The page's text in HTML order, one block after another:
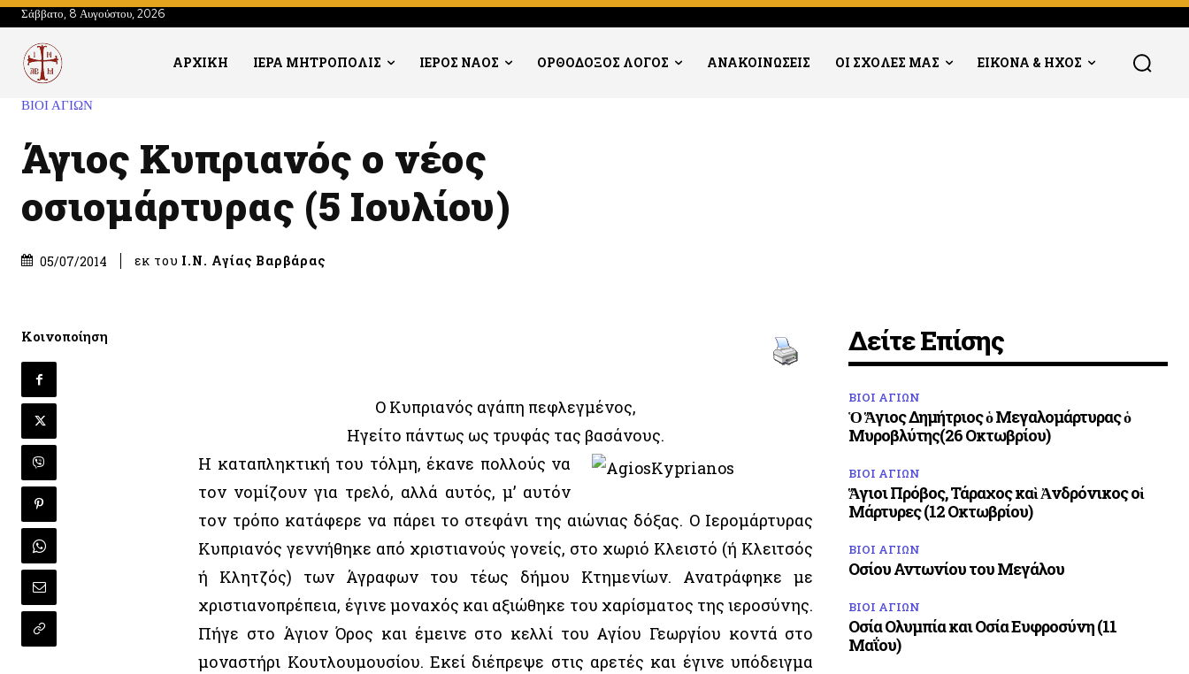
Σάββατο, 8 Αυγούστου, 2026
ΑΡΧΙΚΗ ΙΕΡΑ ΜΗΤΡΟΠΟΛΙΣ ΙΕΡΟΣ ΝΑΟΣ ΟΡΘΟΔΟΞΟΣ ΛΟΓΟΣ ΑΝΑΚΟΙΝΩΣΕΙΣ ΟΙ ΣΧΟΛΕΣ ΜΑΣ ΕΙΚΟΝΑ & ΗΧΟΣ
ΒΙΟΙ ΑΓΙΩΝ
Άγιος Κυπριανός ο νέος
οσιομάρτυρας (5 Ιουλίου)
05/07/2014 εκ του Ι.Ν. Αγίας Βαρβάρας
Κοινοποίηση
O Kυπριανός αγάπη πεφλεγμένος,
Hγείτο πάντως ως τρυφάς τας βασάνους.
Η καταπληκτική του τόλμη, έκανε πολλούς να
τον νομίζουν για τρελό, αλλά αυτός, μ’ αυτόν
τον τρόπο κατάφερε να πάρει το στεφάνι της αιώνιας δόξας. Ο Ιερομάρτυρας
Κυπριανός γεννήθηκε από χριστιανούς γονείς, στο χωριό Κλειστό (ή Κλειτσός
ή Κλητζός) των Άγραφων του τέως δήμου Κτημενίων. Ανατράφηκε με
χριστιανοπρέπεια, έγινε μοναχός και αξιώθηκε του χαρίσματος της ιεροσύνης.
Πήγε στο Άγιον Όρος και έμεινε στο κελλί του Αγίου Γεωργίου κοντά στο
μοναστήρι Κουτλουμουσίου. Εκεί διέπρεψε στις αρετές και έγινε υπόδειγμα
Δείτε Επίσης
ΒΙΟΙ ΑΓΙΩΝ
Ὁ Ἅγιος Δημήτριος ὁ Μεγαλομάρτυρας ὁ
Μυροβλύτης(26 Οκτωβρίου)
ΒΙΟΙ ΑΓΙΩΝ
Ἅγιοι Πρόβος, Τάραχος καὶ Ἀνδρόνικος οἱ
Μάρτυρες (12 Οκτωβρίου)
ΒΙΟΙ ΑΓΙΩΝ
Οσίου Αντωνίου του Μεγάλου
ΒΙΟΙ ΑΓΙΩΝ
Οσία Ολυμπία και Οσία Ευφροσύνη (11
Μαΐου)